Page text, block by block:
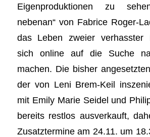
Eigenproduktionen zu
nebenan“ von Fabrice Roger-
das Leben zweier verhasster
sich online auf die Suche
machen. Die bisher
der von Leni Brem-Keil
mit Emily Marie Seidel und
bereits restlos ausverkauft,
Zusatztermine am 24.11. um